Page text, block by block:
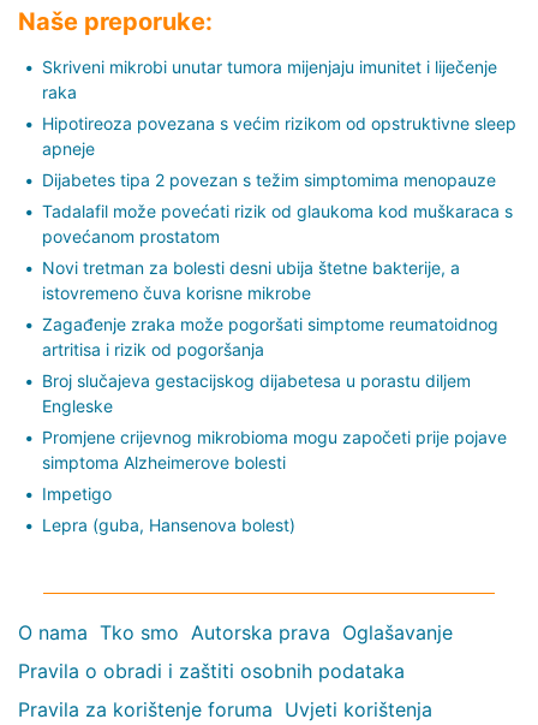
Naše preporuke:
Skriveni mikrobi unutar tumora mijenjaju imunitet i liječenje
raka
Hipotireoza povezana s većim rizikom od opstruktivne sleep
apneje
Dijabetes tipa 2 povezan s težim simptomima menopauze
Tadalafil može povećati rizik od glaukoma kod muškaraca s
povećanom prostatom
Novi tretman za bolesti desni ubija štetne bakterije, a
istovremeno čuva korisne mikrobe
Zagađenje zraka može pogoršati simptome reumatoidnog
artritisa i rizik od pogoršanja
Broj slučajeva gestacijskog dijabetesa u porastu diljem
Engleske
Promjene crijevnog mikrobioma mogu započeti prije pojave
simptoma Alzheimerove bolesti
Impetigo
Lepra (guba, Hansenova bolest)
O nama Tko smo Autorska prava Oglašavanje
Pravila o obradi i zaštiti osobnih podataka
Pravila za korištenje foruma Uvjeti korištenja